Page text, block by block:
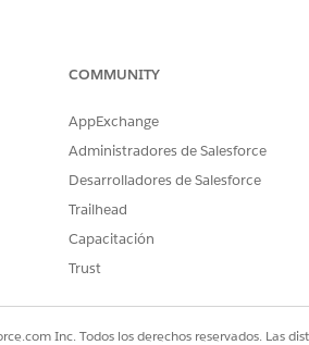
Einstein
El uso de funciones de
y posiblemente créditos de Data
COMMUNITY
AppExchange
Administradores de Salesforce
Desarrolladores de Salesforce
Trailhead
Capacitación
Trust
Inc. Todos los derechos reservados. Las